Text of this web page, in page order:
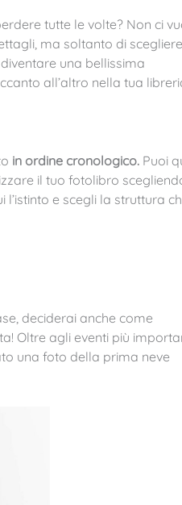
tutte le volte? Non ci
ma soltanto di
una bellissima
all’altro nella tua
in ordine cronologico.Puoi
il tuo fotolibro
e scegli la struttura
deciderai anche come
Oltre agli eventi più
una foto della prima neve